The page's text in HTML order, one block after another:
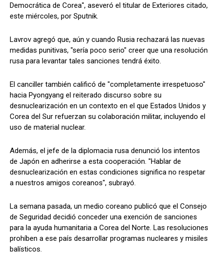
Democrática de Corea", aseveró el titular de Exteriores citado,
este miércoles, por Sputnik.
Lavrov agregó que, aún y cuando Rusia rechazará las nuevas
medidas punitivas, "sería poco serio" creer que una resolución
rusa para levantar tales sanciones tendrá éxito.
El canciller también calificó de "completamente irrespetuoso"
hacia Pyongyang el reiterado discurso sobre su
desnuclearización en un contexto en el que Estados Unidos y
Corea del Sur refuerzan su colaboración militar, incluyendo el
uso de material nuclear.
Además, el jefe de la diplomacia rusa denunció los intentos
de Japón en adherirse a esta cooperación. "Hablar de
desnuclearización en estas condiciones significa no respetar
a nuestros amigos coreanos", subrayó.
La semana pasada, un medio coreano publicó que el Consejo
de Seguridad decidió conceder una exención de sanciones
para la ayuda humanitaria a Corea del Norte. Las resoluciones
prohíben a ese país desarrollar programas nucleares y misiles
balísticos.